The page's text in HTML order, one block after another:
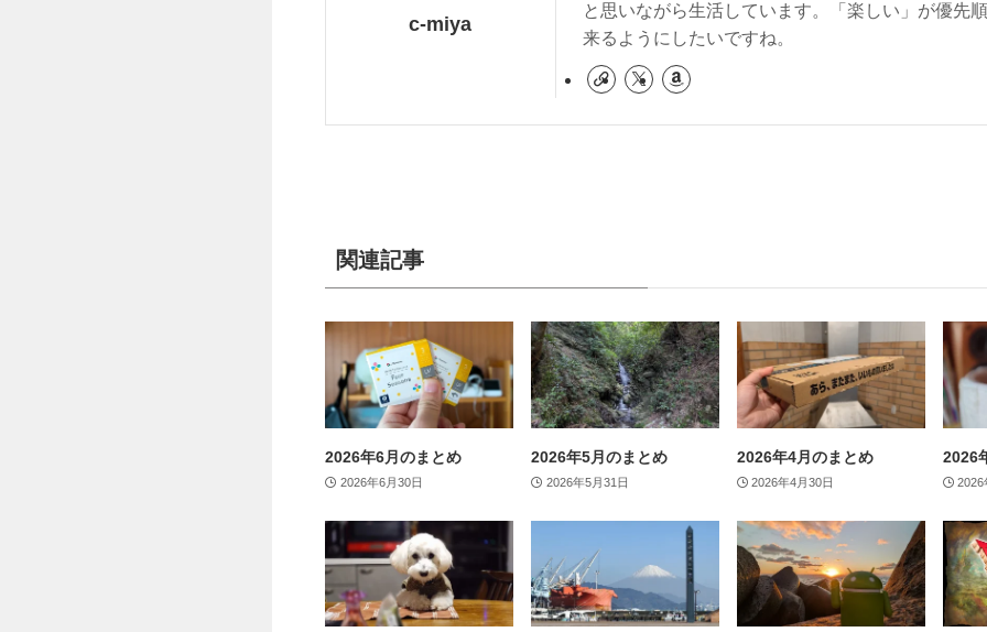
c-miya
と思いながら生活しています。「楽しい」が優先
来るようにしたいですね。
関連記事
2026年6月のまとめ
2026年6月30日
2026年5月のまとめ
2026年5月31日
2026年4月のまとめ
2026年4月30日
2026
2026